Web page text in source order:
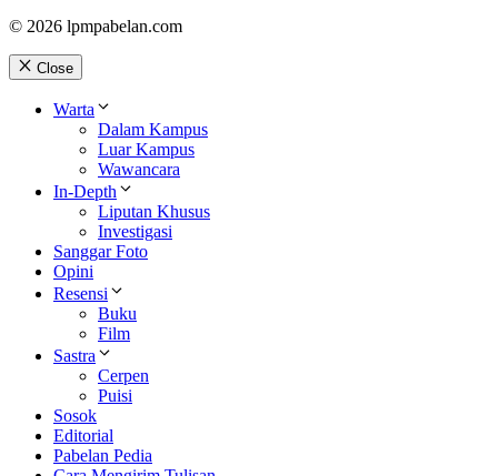
© 2026 lpmpabelan.com
Close
Warta
Dalam Kampus
Luar Kampus
Wawancara
In-Depth
Liputan Khusus
Investigasi
Sanggar Foto
Opini
Resensi
Buku
Film
Sastra
Cerpen
Puisi
Sosok
Editorial
Pabelan Pedia